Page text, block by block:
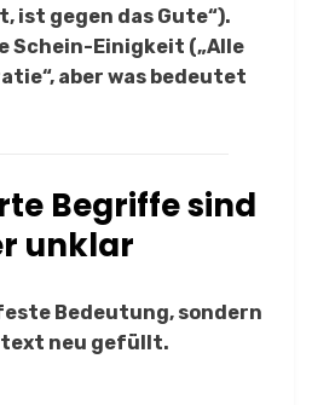
ist gegen das Gute“).
Schein-Einigkeit („Alle
aber was bedeutet
Begriffe sind
unklar
Bedeutung, sondern
neu gefüllt.